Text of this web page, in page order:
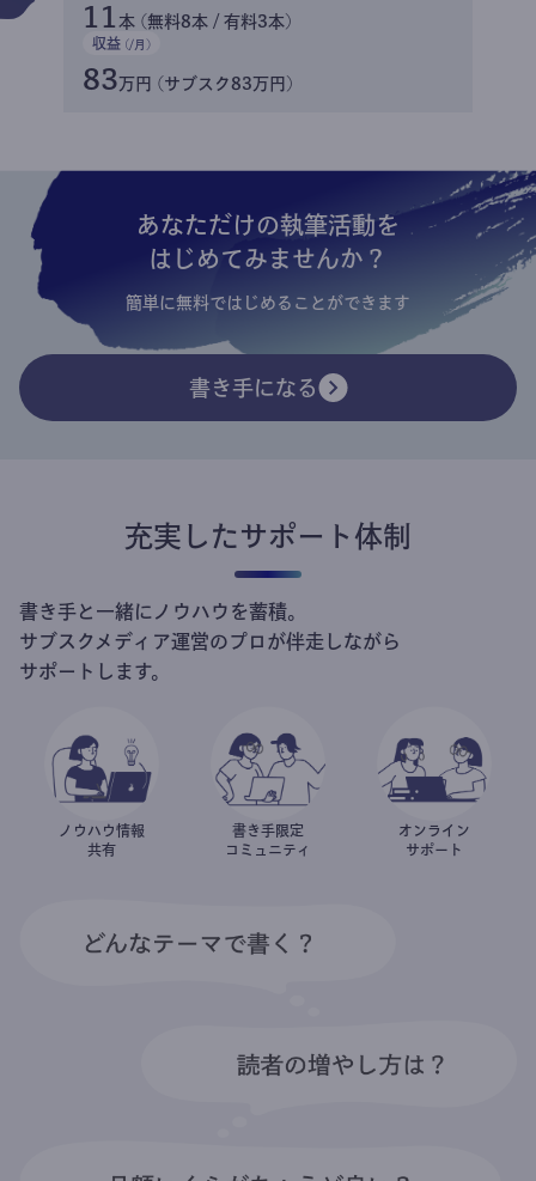
11 本 (無料8本 / 有料3本)
収益 (/月)
83万円 (サブスク83万円)
あなただけの執筆活動を
はじめてみませんか？
簡単に無料ではじめることができます
書き手になる
充実したサポート体制
書き手と一緒にノウハウを蓄積。
サブスクメディア運営のプロが伴走しながら
サポートします。
ノウハウ情報
共有
書き手限定
コミュニティ
オンライン
サポート